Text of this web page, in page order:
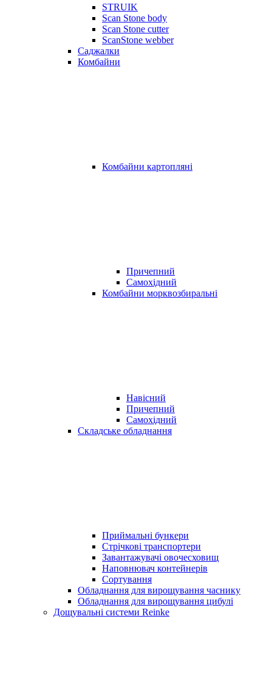
STRUIK
Scan Stone body
Scan Stone cutter
ScanStone webber
Саджалки
Комбайни
Комбайни картопляні
Причепний
Самохідний
Комбайни морквозбиральні
Навісний
Причепний
Самохідний
Складське обладнання
Приймальні бункери
Стрічкові транспортери
Завантажувачі овочесховищ
Наповнювач контейнерів
Сортування
Обладнання для вирощування часнику
Обладнання для вирощування цибулі
Дощувальні системи Reinke